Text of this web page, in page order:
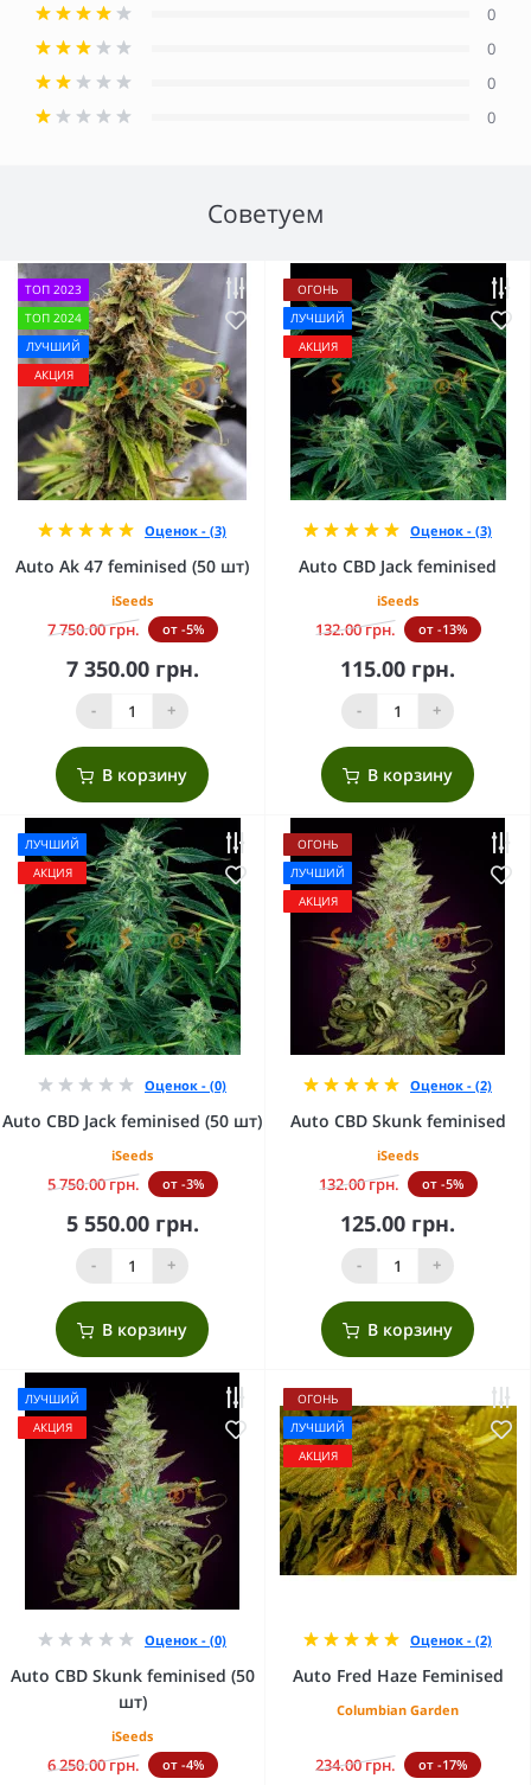
0
0
0
0
Советуем
ТОП 2023
ТОП 2024
ЛУЧШИЙ
АКЦИЯ
Оценок - (3)
Auto Ak 47 feminised (50 шт)
iSeeds
7 750.00 грн. от -5%
7 350.00 грн.
- +
В корзину
ОГОНЬ
ЛУЧШИЙ
АКЦИЯ
Оценок - (3)
Auto CBD Jack feminised
iSeeds
132.00 грн. от -13%
115.00 грн.
- +
В корзину
ЛУЧШИЙ
АКЦИЯ
Оценок - (0)
Auto CBD Jack feminised (50 шт)
iSeeds
5 750.00 грн. от -3%
5 550.00 грн.
- +
В корзину
ОГОНЬ
ЛУЧШИЙ
АКЦИЯ
Оценок - (2)
Auto CBD Skunk feminised
iSeeds
132.00 грн. от -5%
125.00 грн.
- +
В корзину
ЛУЧШИЙ
АКЦИЯ
Оценок - (0)
Auto CBD Skunk feminised (50
шт)
iSeeds
6 250.00 грн. от -4%
ОГОНЬ
ЛУЧШИЙ
АКЦИЯ
Оценок - (2)
Auto Fred Haze Feminised
Columbian Garden
234.00 грн. от -17%